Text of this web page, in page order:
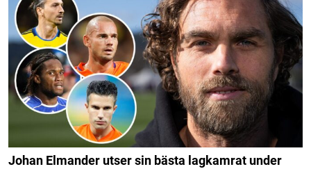
Johan Elmander utser sin bästa lagkamrat under